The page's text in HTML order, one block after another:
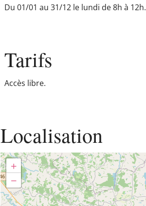
Du 01/01 au 31/12 le lundi de 8h à 12h.
Tarifs
Accès libre.
Localisation
+
−